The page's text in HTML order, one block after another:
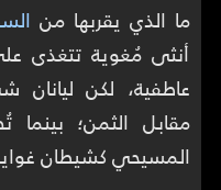
ما الذي يقربها من
أنثى مُغوية تتغذى
عاطفية، لكن
مقابل الثمن؛
المسيحي كشيطان